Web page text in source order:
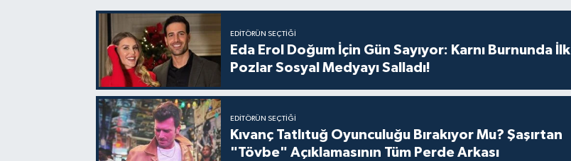
EDITÖRÜN SEÇTIĞI
Eda Erol Doğum İçin Gün Sayıyor: Karnı Burnunda İlk
Pozlar Sosyal Medyayı Salladı!
EDITÖRÜN SEÇTIĞI
Kıvanç Tatlıtuğ Oyunculuğu Bırakıyor Mu? Şaşırtan
"Tövbe" Açıklamasının Tüm Perde Arkası